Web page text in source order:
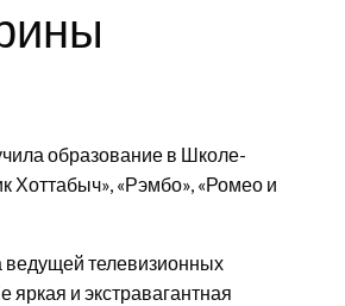
образование в Школе-
Хоттабыч», «Рэмбо», «Ромео и
ведущей телевизионных
яркая и экстравагантная